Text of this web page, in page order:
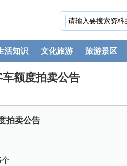
活知识 文化旅游 旅游景区
额度拍卖公告
拍卖公告